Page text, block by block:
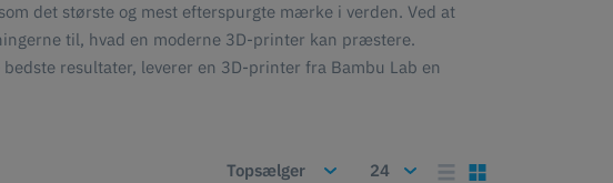
det største og mest efterspurgte mærke i verden. Ved at
til, hvad en moderne 3D-printer kan præstere.
resultater, leverer en 3D-printer fra Bambu Lab en